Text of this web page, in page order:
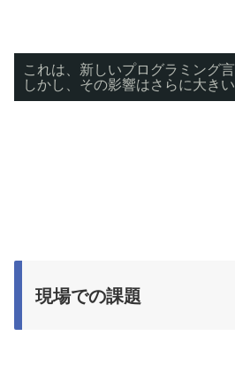
これは、新しいプログラミング
しかし、その影響はさらに大き
現場での課題